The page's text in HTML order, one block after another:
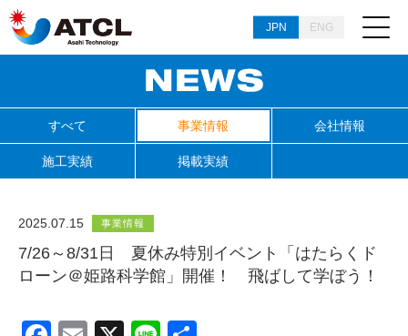
JPN ENG
すべて 事業情報 会社情報
施工実績 掲載実績
2025.07.15 事業情報
7/26～8/31日 夏休み特別イベント「はたらくド
ローン＠姫路科学館」開催！ 飛ばして学ぼう！